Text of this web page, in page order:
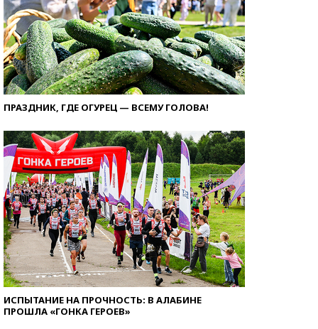
ПРАЗДНИК, ГДЕ ОГУРЕЦ — ВСЕМУ ГОЛОВА!
ИСПЫТАНИЕ НА ПРОЧНОСТЬ: В АЛАБИНЕ
ПРОШЛА «ГОНКА ГЕРОЕВ»